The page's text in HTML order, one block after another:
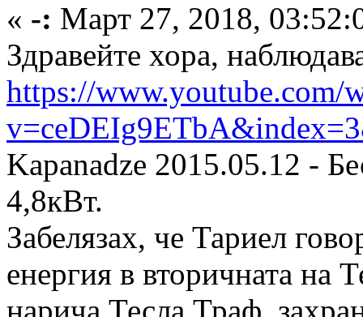
« -: Март 27, 2018,
Здравейте хора,
https://www.youtube.com/
Kapanadze 2015.05.12 -
4,8кВт.
Забелязах, че Тариел
енергия в вторичната на